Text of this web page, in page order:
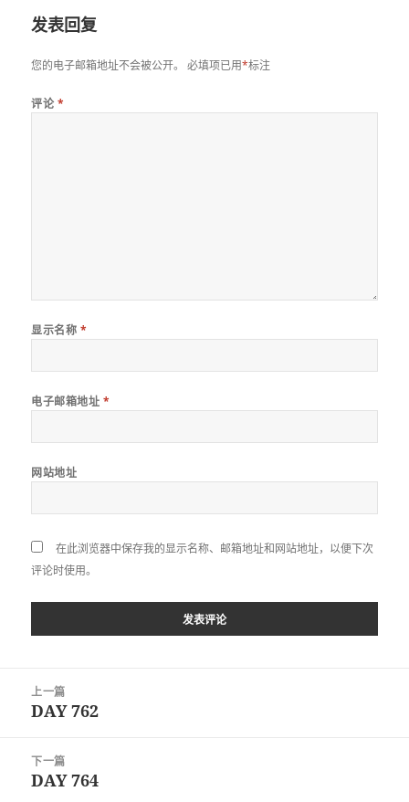
发表回复
您的电子邮箱地址不会被公开。 必填项已用*标注
评论 *
显示名称 *
电子邮箱地址 *
网站地址
在此浏览器中保存我的显示名称、邮箱地址和网站地址，以便下次
评论时使用。
上一篇
上
文
章：
DAY 762
下一篇
下
DAY 764